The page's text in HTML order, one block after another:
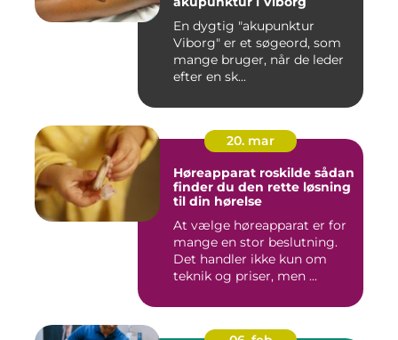
En dygtig "akupunktur
Viborg" er et søgeord, som
mange bruger, når de leder
efter en sk...
20. mar
Høreapparat roskilde sådan
finder du den rette løsning
til din hørelse
At vælge høreapparat er for
mange en stor beslutning.
Det handler ikke kun om
teknik og priser, men ...